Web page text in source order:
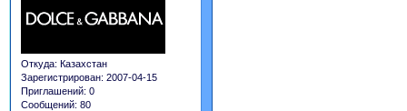
Откуда: Казахстан
Зарегистрирован: 2007-04-15
Приглашений: 0
Сообщений: 80